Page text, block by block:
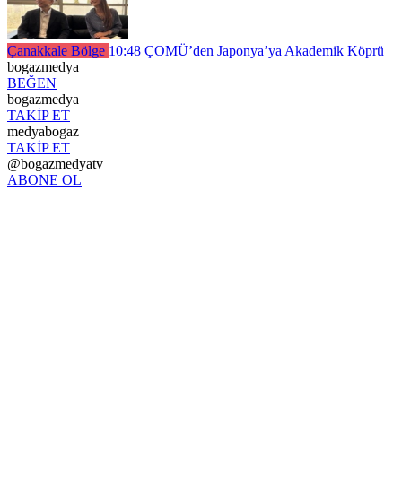
Çanakkale Bölge 10:48 ÇOMÜ’den Japonya’ya Akademik Köprü
bogazmedya
BEĞEN
bogazmedya
TAKİP ET
medyabogaz
TAKİP ET
@bogazmedyatv
ABONE OL